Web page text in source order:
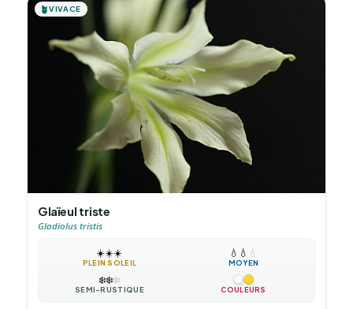
🪴VIVACE
Glaïeul triste
Gladiolus tristis
☀️☀️☀️
PLEIN SOLEIL
💧 💧 💧
MOYEN
❄️❄️❄️
SEMI-RUSTIQUE COULEURS